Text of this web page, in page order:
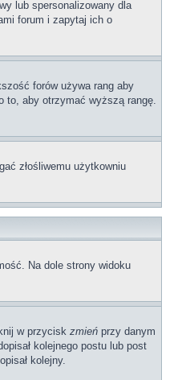
lub spersonalizowany dla
forum i zapytaj ich o
forów używa rang aby
to, aby otrzymać wyższą rangę.
złośliwemu użytkowniu
Na dole strony widoku
w przycisk zmień przy danym
kolejnego postu lub post
kolejny.